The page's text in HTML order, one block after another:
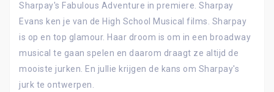
Sharpay's Fabulous Adventure in premiere. Sharpay
Evans ken je van de High School Musical films. Sharpay
is op en top glamour. Haar droom is om in een broadway
musical te gaan spelen en daarom draagt ze altijd de
mooiste jurken. En jullie krijgen de kans om Sharpay's
jurk te ontwerpen.